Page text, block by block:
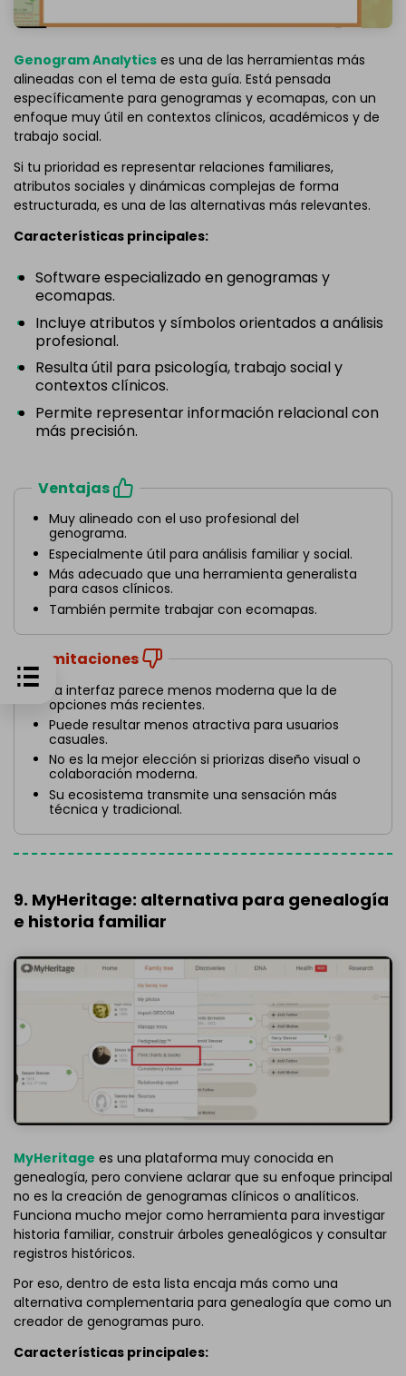
Genogram Analytics es una de las herramientas más
alineadas con el tema de esta guía. Está pensada
específicamente para genogramas y ecomapas, con un
enfoque muy útil en contextos clínicos, académicos y de
trabajo social.
Si tu prioridad es representar relaciones familiares,
atributos sociales y dinámicas complejas de forma
estructurada, es una de las alternativas más relevantes.
Características principales:
Software especializado en genogramas y
ecomapas.
Incluye atributos y símbolos orientados a análisis
profesional.
Resulta útil para psicología, trabajo social y
contextos clínicos.
Permite representar información relacional con
más precisión.
Ventajas
Muy alineado con el uso profesional del
genograma.
Especialmente útil para análisis familiar y social.
Más adecuado que una herramienta generalista
para casos clínicos.
También permite trabajar con ecomapas.
Limitaciones
La interfaz parece menos moderna que la de
opciones más recientes.
Puede resultar menos atractiva para usuarios
casuales.
No es la mejor elección si priorizas diseño visual o
colaboración moderna.
Su ecosistema transmite una sensación más
técnica y tradicional.
9. MyHeritage: alternativa para genealogía
e historia familiar
MyHeritage es una plataforma muy conocida en
genealogía, pero conviene aclarar que su enfoque principal
no es la creación de genogramas clínicos o analíticos.
Funciona mucho mejor como herramienta para investigar
historia familiar, construir árboles genealógicos y consultar
registros históricos.
Por eso, dentro de esta lista encaja más como una
alternativa complementaria para genealogía que como un
creador de genogramas puro.
Características principales: